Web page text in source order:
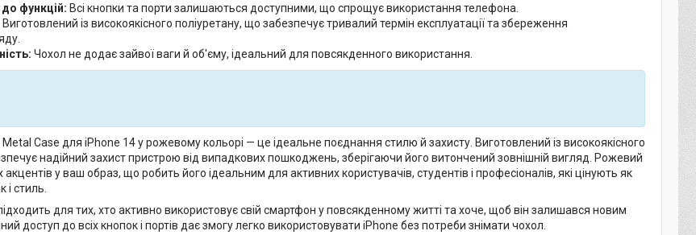
функцій: Всі кнопки та порти залишаються доступними, що спрощує використання телефона.
Виготовлений із високоякісного поліуретану, що забезпечує тривалий термін експлуатації та збереження
Чохол не додає зайвої ваги й об'єму, ідеальний для повсякденного використання.
Case для iPhone 14 у рожевому кольорі — це ідеальне поєднання стилю й захисту. Виготовлений із високоякісного
надійний захист пристрою від випадкових пошкоджень, зберігаючи його витончений зовнішній вигляд. Рожевий
акцентів у ваш образ, що робить його ідеальним для активних користувачів, студентів і професіоналів, які цінують як
і стиль.
для тих, хто активно використовує свій смартфон у повсякденному житті та хоче, щоб він залишався новим
доступ до всіх кнопок і портів дає змогу легко використовувати iPhone без потреби знімати чохол.